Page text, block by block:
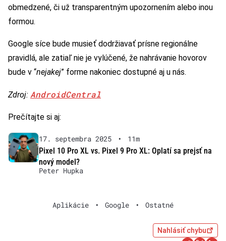
obmedzené, či už transparentným upozornením alebo inou
formou.
Google síce bude musieť dodržiavať prísne regionálne
pravidlá, ale zatiaľ nie je vylúčené, že nahrávanie hovorov
bude v “nejakej” forme nakoniec dostupné aj u nás.
Zdroj: AndroidCentral
Prečítajte si aj:
17. septembra 2025 •
11m
Pixel 10 Pro XL vs. Pixel 9 Pro XL: Oplatí sa prejsť na
nový model?
Peter Hupka
Aplikácie • Google • Ostatné
Nahlásiť chybu